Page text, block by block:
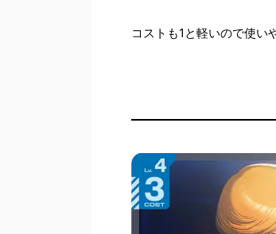
コストも1と軽いので使い